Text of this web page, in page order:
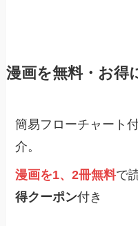
漫画を無料・お得
簡易フローチャート付
介。
漫画を1、2冊無料で
得クーポン付き